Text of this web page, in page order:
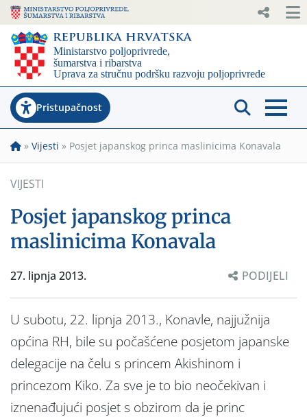
Pristupačnost
» Vijesti » Posjet japanskog princa maslinicima Konavala
VIJESTI
Posjet japanskog princa
maslinicima Konavala
27. lipnja 2013. PODIJELI
U subotu, 22. lipnja 2013., Konavle, najjužnija
općina RH, bile su počašćene posjetom japanske
delegacije na čelu s princem Akishinom i
princezom Kiko. Za sve je to bio neočekivan i
iznenađujući posjet s obzirom da je princ